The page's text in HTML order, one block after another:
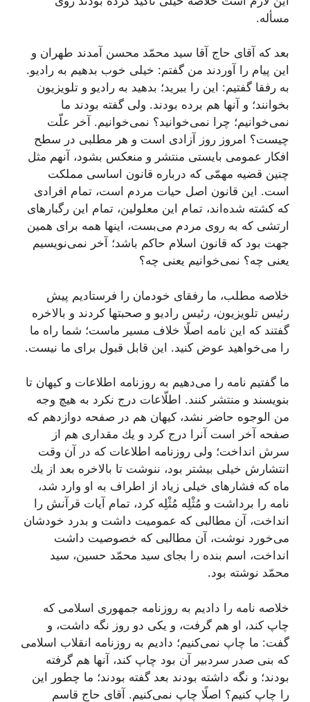
مسأله.
بعد كه آقاى حاج آقا سید محمّد محسن آمدند طهران و
این پیام را آوردند من گفتم: خیلى خوب بدهیم به رادیو.
به رفقا گفتیم: این را ببرید؛ بدهید به رادیو و تلویزیون
بخوانند؛ و آنها هم برده بودند. ولى گفته بودند ما
نمى‌خوانیم؛ چرا نمى‌خوانید؟ نمى‌خوانیم. آخر علّت
چیست؟ امروز روز آزادى است و هر مطلبى در سطح
افكار عمومى بایستى منتشر و منعكس بشود، آنهم مثل
چنین قضیه مهمّى كه درباره قانون اساسى مملكت
است. این قانون اصل حیات مردم است، تمام افرادى
كه كشته شده‌اند، تمام این معلولین، تمام این رگبارهاى
ارتشى كه به روى مردم مى‌بست، اینها همه براى همین
جهت بود كه قانون اسلام حاكم باشد؛ آخر نمى‌نویسیم
یعنى چه؟ نمى‌خوانیم یعنى چه؟
خلاصه مطلب، ما رفقاى خودمان را فرستادیم پیش
رئیس تلویزیون، رئیس رادیو و صحبتها كردند و بالاخره
گفتند كه این نامه اصلًا خلاف مسیر ماست؛ شما راه ما
را مى‌خواهید عوض كنید. این قابل قبول براى ما نیست.
ما گفتیم نامه را مى‌دهیم به روزنامه اطلاعات و كیهان تا
بنویسند و منتشر كنند. اطلّاعات درج نكرد به هیچ وجه
من الوجوه حاضر نشد، كیهان هم در صفحه دوازدهم كه
صفحه آخر است آنرا درج كرد و یك مقدارى هم از
سرش انداخت؛ ولى روزنامه اطلاعات كه در آن وقت
انتشارش خیلى بیشتر بود، ننوشت تا بالاخره بعد از یك
ماه كه فشارهاى خیلى زیاد از اطراف به او وارد شد،
نامه را برداشت و مُثْلِه مُثْلِه كرد، تمام آیات قرآنش را
انداخت، آن مطالبى كه عمومیت داشت و بدرد خودشان
مى‌خورد نوشت، آن مطالبى كه خصوصیت داشت
انداخت، اسم بنده را بجاى سید محمّد حسین، سید
محمّد نوشته بود.
خلاصه نامه را دادیم به روزنامه جمهورى اسلامى كه
چاپ كند، او هم گرفت، و یكى دو روز نگه داشت، و
گفت: ما چاپ نمى‌كنیم؛ دادیم به روزنامه انقلاب اسلامى
كه بنى صدر سردبیر آن بود چاپ كند، آنها هم گرفته
بودند؛ و نگه داشته بودند بعد گفته بودند؛ ما چطور این
را چاپ كنیم؟ اصلًا چاپ نمى‌كنیم. آقاى حاج قاسم